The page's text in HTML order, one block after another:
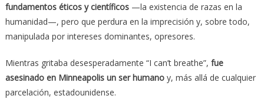
fundamentos éticos y científicos—la existencia de razas en la
humanidad—, pero que perdura en la imprecisión y, sobre todo,
manipulada por intereses dominantes, opresores.
Mientras gritaba desesperadamente “I can’t breathe”, fue
asesinado en Minneapolis un ser humanoy, más allá de cualquier
parcelación, estadounidense.